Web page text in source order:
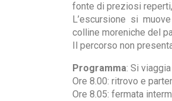
fonte di preziosi
L’escursione si
colline moreniche del
Il percorso non
Programma: Si
Ore 8.00: ritrovo e
Ore 8.05: fermata